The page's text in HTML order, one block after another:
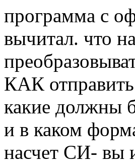
программа с
вычитал. что
КАК
какие должны
и в каком
насчет СИ- вы